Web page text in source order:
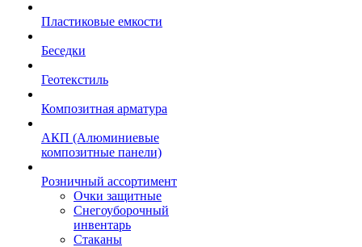
Пластиковые емкости
Беседки
Геотекстиль
Композитная арматура
АКП (Алюминиевые
композитные панели)
Розничный ассортимент
Очки защитные
Снегоуборочный
инвентарь
Стаканы